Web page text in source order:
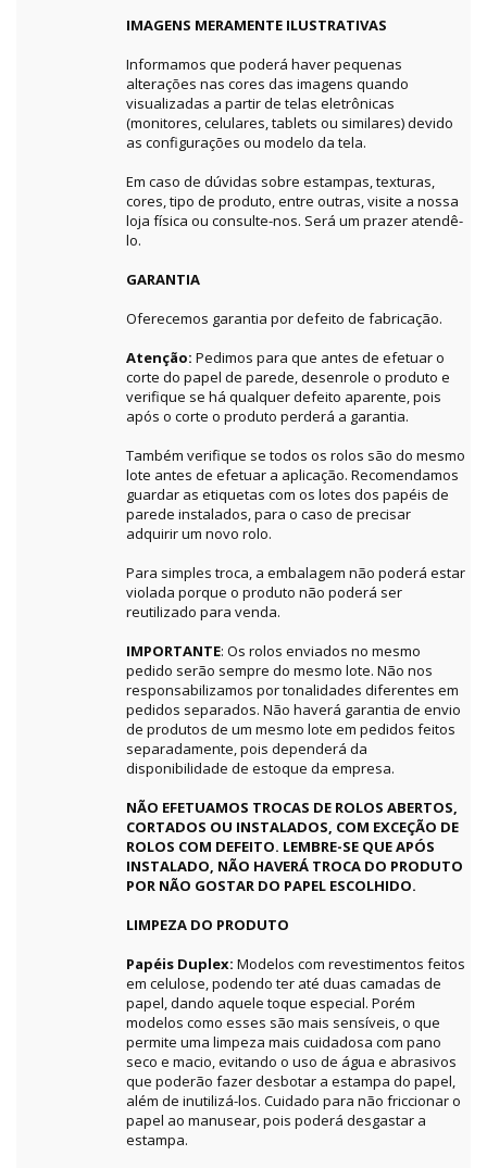
IMAGENS MERAMENTE ILUSTRATIVAS
Informamos que poderá haver pequenas
alterações nas cores das imagens quando
visualizadas a partir de telas eletrônicas
(monitores, celulares, tablets ou similares) devido
as configurações ou modelo da tela.
Em caso de dúvidas sobre estampas, texturas,
cores, tipo de produto, entre outras, visite a nossa
loja física ou consulte-nos. Será um prazer atendê-
lo.
GARANTIA
Oferecemos garantia por defeito de fabricação.
Atenção: Pedimos para que antes de efetuar o
corte do papel de parede, desenrole o produto e
verifique se há qualquer defeito aparente, pois
após o corte o produto perderá a garantia.
Também verifique se todos os rolos são do mesmo
lote antes de efetuar a aplicação. Recomendamos
guardar as etiquetas com os lotes dos papéis de
parede instalados, para o caso de precisar
adquirir um novo rolo.
Para simples troca, a embalagem não poderá estar
violada porque o produto não poderá ser
reutilizado para venda.
IMPORTANTE: Os rolos enviados no mesmo
pedido serão sempre do mesmo lote. Não nos
responsabilizamos por tonalidades diferentes em
pedidos separados. Não haverá garantia de envio
de produtos de um mesmo lote em pedidos feitos
separadamente, pois dependerá da
disponibilidade de estoque da empresa.
NÃO EFETUAMOS TROCAS DE ROLOS ABERTOS,
CORTADOS OU INSTALADOS, COM EXCEÇÃO DE
ROLOS COM DEFEITO. LEMBRE-SE QUE APÓS
INSTALADO, NÃO HAVERÁ TROCA DO PRODUTO
POR NÃO GOSTAR DO PAPEL ESCOLHIDO.
LIMPEZA DO PRODUTO
Papéis Duplex: Modelos com revestimentos feitos
em celulose, podendo ter até duas camadas de
papel, dando aquele toque especial. Porém
modelos como esses são mais sensíveis, o que
permite uma limpeza mais cuidadosa com pano
seco e macio, evitando o uso de água e abrasivos
que poderão fazer desbotar a estampa do papel,
além de inutilizá-los. Cuidado para não friccionar o
papel ao manusear, pois poderá desgastar a
estampa.